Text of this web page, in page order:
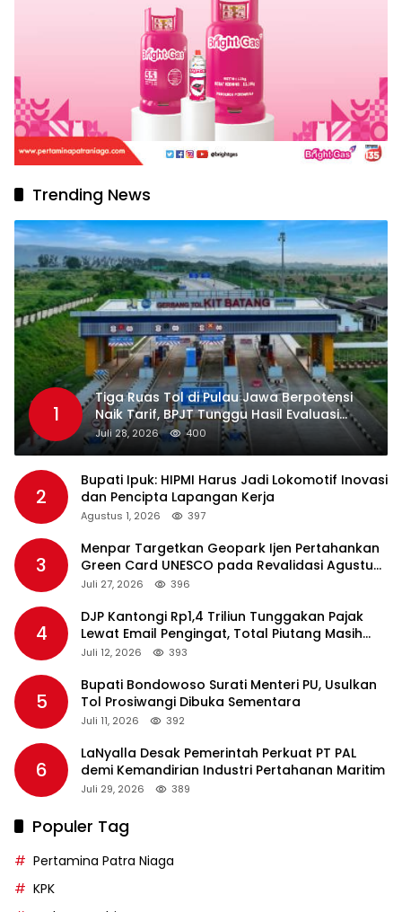
Trending News
1
Tiga Ruas Tol di Pulau Jawa Berpotensi
Naik Tarif, BPJT Tunggu Hasil Evaluasi
Standar Pelayanan
Juli 28, 2026 400
2
Bupati Ipuk: HIPMI Harus Jadi Lokomotif Inovasi
dan Pencipta Lapangan Kerja
Agustus 1, 2026 397
3
Menpar Targetkan Geopark Ijen Pertahankan
Green Card UNESCO pada Revalidasi Agustus
2026
Juli 27, 2026 396
4
DJP Kantongi Rp1,4 Triliun Tunggakan Pajak
Lewat Email Pengingat, Total Piutang Masih
Rp36 Triliun
Juli 12, 2026 393
5
Bupati Bondowoso Surati Menteri PU, Usulkan
Tol Prosiwangi Dibuka Sementara
Juli 11, 2026 392
6
LaNyalla Desak Pemerintah Perkuat PT PAL
demi Kemandirian Industri Pertahanan Maritim
Juli 29, 2026 389
Populer Tag
Pertamina Patra Niaga
KPK